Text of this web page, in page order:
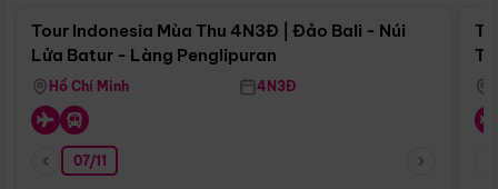
Tour Indonesia Mùa Thu 4N3Đ | Đảo Bali - Núi
Lửa Batur - Làng Penglipuran
Hồ Chí Minh 4N3Đ
07/11